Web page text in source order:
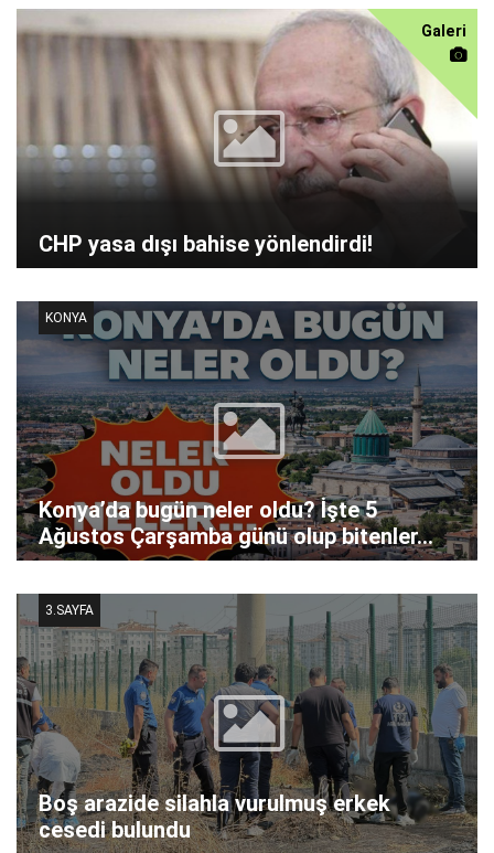
Galeri
CHP yasa dışı bahise yönlendirdi!
Konya’da bugün neler oldu? İşte 5
Ağustos Çarşamba günü olup bitenler…
KONYA
Boş arazide silahla vurulmuş erkek
cesedi bulundu
3.SAYFA